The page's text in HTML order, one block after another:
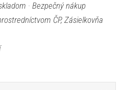
· Bezpečný nákup
ČP, Zásielkovňa